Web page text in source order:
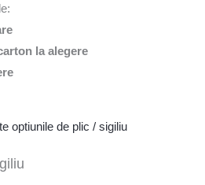
la alegere
optiunile de plic / sigiliu